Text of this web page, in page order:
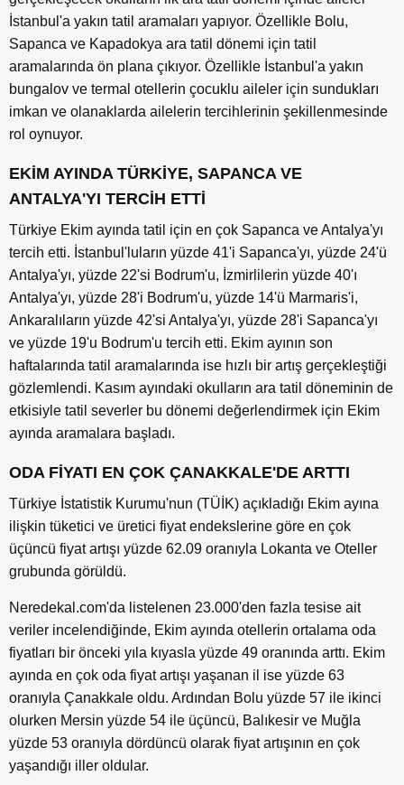
İstanbul'a yakın tatil aramaları yapıyor. Özellikle Bolu,
Sapanca ve Kapadokya ara tatil dönemi için tatil
aramalarında ön plana çıkıyor. Özellikle İstanbul'a yakın
bungalov ve termal otellerin çocuklu aileler için sundukları
imkan ve olanaklarda ailelerin tercihlerinin şekillenmesinde
rol oynuyor.
EKİM AYINDA TÜRKİYE, SAPANCA VE
ANTALYA'YI TERCİH ETTİ
Türkiye Ekim ayında tatil için en çok Sapanca ve Antalya'yı
tercih etti. İstanbul'luların yüzde 41'i Sapanca'yı, yüzde 24'ü
Antalya'yı, yüzde 22'si Bodrum'u, İzmirlilerin yüzde 40'ı
Antalya'yı, yüzde 28'i Bodrum'u, yüzde 14'ü Marmaris'i,
Ankaralıların yüzde 42'si Antalya'yı, yüzde 28'i Sapanca'yı
ve yüzde 19'u Bodrum'u tercih etti. Ekim ayının son
haftalarında tatil aramalarında ise hızlı bir artış gerçekleştiği
gözlemlendi. Kasım ayındaki okulların ara tatil döneminin de
etkisiyle tatil severler bu dönemi değerlendirmek için Ekim
ayında aramalara başladı.
ODA FİYATI EN ÇOK ÇANAKKALE'DE ARTTI
Türkiye İstatistik Kurumu'nun (TÜİK) açıkladığı Ekim ayına
ilişkin tüketici ve üretici fiyat endekslerine göre en çok
üçüncü fiyat artışı yüzde 62.09 oranıyla Lokanta ve Oteller
grubunda görüldü.
Neredekal.com'da listelenen 23.000'den fazla tesise ait
veriler incelendiğinde, Ekim ayında otellerin ortalama oda
fiyatları bir önceki yıla kıyasla yüzde 49 oranında arttı. Ekim
ayında en çok oda fiyat artışı yaşanan il ise yüzde 63
oranıyla Çanakkale oldu. Ardından Bolu yüzde 57 ile ikinci
olurken Mersin yüzde 54 ile üçüncü, Balıkesir ve Muğla
yüzde 53 oranıyla dördüncü olarak fiyat artışının en çok
yaşandığı iller oldular.